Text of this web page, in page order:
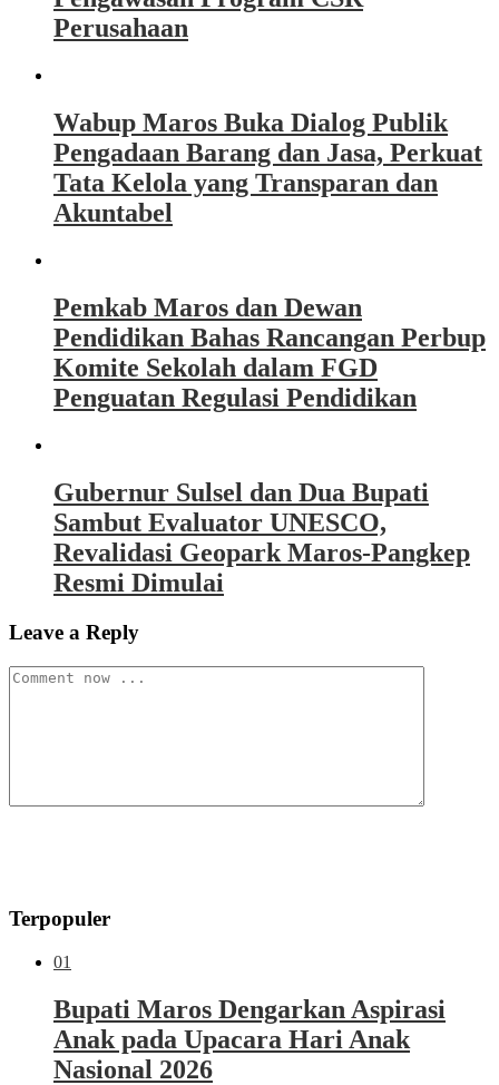
Perusahaan
Wabup Maros Buka Dialog Publik
Pengadaan Barang dan Jasa, Perkuat
Tata Kelola yang Transparan dan
Akuntabel
Pemkab Maros dan Dewan
Pendidikan Bahas Rancangan Perbup
Komite Sekolah dalam FGD
Penguatan Regulasi Pendidikan
Gubernur Sulsel dan Dua Bupati
Sambut Evaluator UNESCO,
Revalidasi Geopark Maros-Pangkep
Resmi Dimulai
Leave a Reply
Terpopuler
01
Bupati Maros Dengarkan Aspirasi
Anak pada Upacara Hari Anak
Nasional 2026